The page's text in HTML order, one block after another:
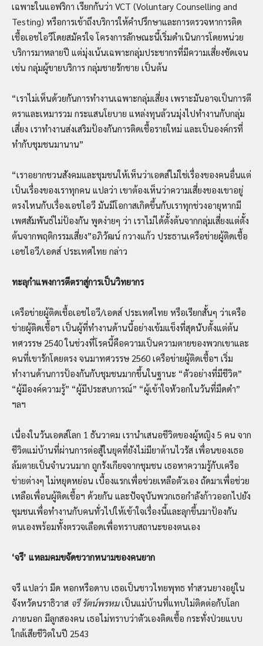
เฉพาะในแอฟริกา เรียกกันว่า VCT (Voluntary Counselling and
Testing) หรือการเข้าถึงบริการให้คำปรึกษาและการตรวจหาการติด
เชื้อเอชไอวีโดยสมัครใจ โครงการลักษณะนี้เริ่มดำเนินการโดยหน่วย
บริการมาหลายปี แต่มุ่งเน้นเฉพาะกลุ่มประชากรที่มีความเสี่ยงชัดเจน
เช่น กลุ่มผู้ขายบริการ กลุ่มชายรักชาย เป็นต้น
“เราไม่เห็นด้วยกันการทำงานเฉพาะกลุ่มเสี่ยง เพราะมันอาจเป็นการตี
ตราและเหมารวม กระแสนโยบาย แหล่งทุนล้วนมุ่งไปทำงานกับกลุ่ม
เสี่ยง เราทำงานส่งเสริมป้องกันการติดเชื้อรายใหม่ และเป็นองค์กรที่
ทำกับชุมชนมานาน”
“เราอยากชวนสังคมและชุมชนให้เห็นว่าเอดส์ไม่ใช่เรื่องของคนอื่นแต่
เป็นเรื่องของเราทุกคน แปลว่า เขาต้องเห็นว่าความเสี่ยงของเขาอยู่
ตรงไหนกับเรื่องเอชไอวี มันมีโอกาสเกิดขึ้นกับเราทุกช่วงอายุหากมี
เพศสัมพันธ์ไม่ป้องกัน พูดง่ายๆ ว่า เราไม่ได้ตั้งต้นจากกลุ่มเสี่ยงแต่ตั้ง
ต้นจากพฤติกรรมเสี่ยง”อภิวัฒน์ กวางแก้ว ประธานเครือข่ายผู้ติดเชื้อ
เอชไอวี/เอดส์ ประเทศไทย กล่าว
ทะลุกำแพงการตีตราสู่การเป็นวิทยากร
เครือข่ายผู้ติดเชื้อเอชไอวี/เอดส์ ประเทศไทย หรือเรียกสั้นๆ ว่าเครือ
ข่ายผู้ติดเชื้อฯ เป็นผู้ที่ทำงานด้านนี้อย่างเข้มแข็งที่สุดนับตั้งแต่ต้น
ทศวรรษ 2540 ในช่วงที่โรคนี้คือความเป็นความตายของพวกเขาและ
คนที่เขารักโดยตรง จนมาทศวรรษ 2560 เครือข่ายผู้ติดเชื้อฯ เริ่ม
ทำงานด้านการป้องกันกับชุมชนมากขึ้นในฐานะ “ตัวอย่างที่มีชีวิต”
“ผู้มีองค์ความรู้” “ผู้มีประสบการณ์” “ผู้เข้าใจหัวอกในวันที่มืดดำ”
ฯลฯ
เนื่องในวันเอดส์โลก 1 ธันวาคม เรานำเสนอชีวิตของผู้หญิง 5 คน จาก
ชีวิตแม่บ้านที่ผ่านการต่อสู้ในยุคที่ยังไม่มียาต้านไวรัส เพื่อนของเธอ
ล้มตายเป็นจำนวนมาก ถูกรังเกียจจากชุมชน เธอหาความรู้กับเครือ
ข่ายต่างๆ ไม่หยุดหย่อน เบื้องแรกเพื่อช่วยเหลือตัวเอง ถัดมาเพื่อช่วย
เหลือเพื่อนผู้ติดเชื้อฯ ด้วยกัน และปัจจุบันพวกเธอกำลังก้าวออกไปยัง
ชุมชนเพื่อทำงานกับคนทั่วไปให้เข้าใจเรื่องนี้และลุกขึ้นมาป้องกัน
ตนเองพร้อมทั้งตรวจเลือดเพื่อทราบสถานะของตนเอง
‘จรี’ แหลมคมขจัดขวากหนามของคนยาก
จรี แปลว่า มีด หอกหรือดาบ เธอเป็นชาวไทยพุทธ ทำสวนยางอยู่ใน
จังหวัดนราธิวาส จรี รัตน์พรหมเป็นแม่บ้านที่แทบไม่ติดต่อกับโลก
ภายนอก มีลูกสองคน เธอไม่ทราบว่าตัวเองติดเชื้อ กระทั่งป่วยแบบ
ใกล้เสียชีวิตในปี 2543